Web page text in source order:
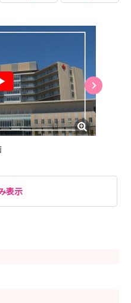
の日常
期センター産科・小
病棟 〜 ICU/救急病
9Fレストランでランチタ
施後、解散です！
別に対応致しますのでお
ージをご覧ください!！
表示